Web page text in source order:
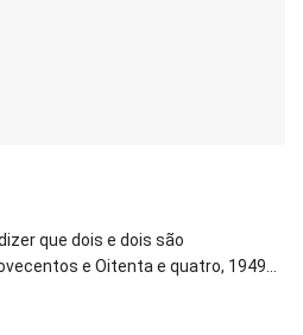
que dois e dois são
e Oitenta e quatro, 1949...